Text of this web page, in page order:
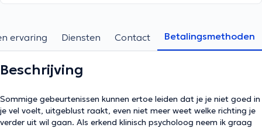
ervaring Diensten Contact Betalingsmethoden
Beschrijving
Sommige gebeurtenissen kunnen ertoe leiden dat je je niet goed in
je vel voelt, uitgeblust raakt, even niet meer weet welke richting je
verder uit wil gaan. Als erkend klinisch psycholoog neem ik graag